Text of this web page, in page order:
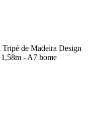
de Madeira Design
- A7 home